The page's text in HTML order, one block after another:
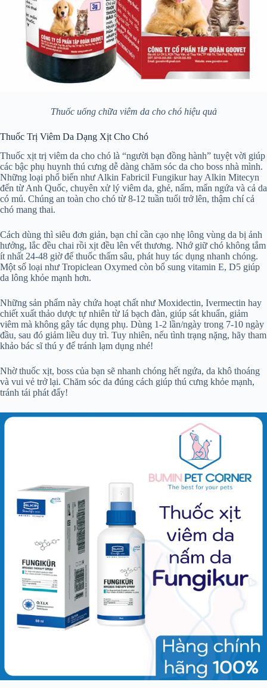
Thuốc uống chữa viêm da cho chó hiệu quả
Thuốc Trị Viêm Da Dạng Xịt Cho Chó
Thuốc xịt trị viêm da cho chó là “người bạn đồng hành” tuyệt vời giúp
các bậc phụ huynh thú cưng dễ dàng chăm sóc da cho boss nhà mình.
Những loại phổ biến như Alkin Fabricil Fungikur hay Alkin Mitecyn
đến từ Anh Quốc, chuyên xử lý viêm da, ghẻ, nấm, mẩn ngứa và cả da
có mủ. Chúng an toàn cho chó từ 8-12 tuần tuổi trở lên, thậm chí cả
chó mang thai.
Cách dùng thì siêu đơn giản, bạn chỉ cần cạo nhẹ lông vùng da bị ảnh
hưởng, lắc đều chai rồi xịt đều lên vết thương. Nhớ giữ chó không tắm
ít nhất 24-48 giờ để thuốc thấm sâu, phát huy tác dụng nhanh chóng.
Một số loại như Tropiclean Oxymed còn bổ sung vitamin E, D5 giúp
da lông khỏe mạnh hơn.
Những sản phẩm này chứa hoạt chất như Moxidectin, Ivermectin hay
chiết xuất thảo dược tự nhiên từ lá bạch đàn, giúp sát khuẩn, giảm
viêm mà không gây tác dụng phụ. Dùng 1-2 lần/ngày trong 7-10 ngày
đầu, sau đó giảm liều duy trì. Tuy nhiên, nếu tình trạng nặng, hãy tham
khảo bác sĩ thú y để tránh lạm dụng nhé!
Nhờ thuốc xịt, boss của bạn sẽ nhanh chóng hết ngứa, da khô thoáng
và vui vẻ trở lại. Chăm sóc da đúng cách giúp thú cưng khỏe mạnh,
tránh tái phát đấy!